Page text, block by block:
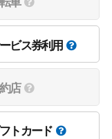
ビス券利用
店
トカード